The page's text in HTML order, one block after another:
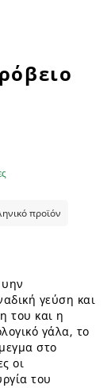
προϊόν
γεύση και
του και η
γάλα, το
στο
οι
του